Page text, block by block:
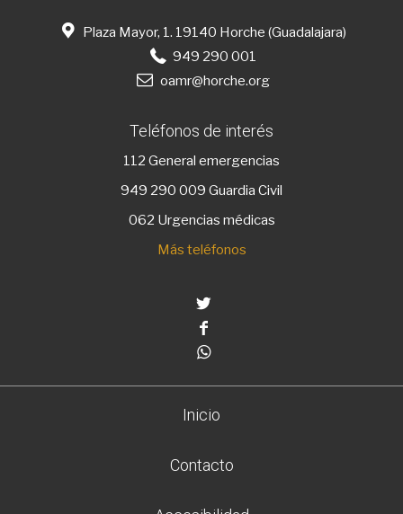
Plaza Mayor, 1. 19140 Horche (Guadalajara)
949 290 001
oamr@horche.org
Teléfonos de interés
112 General emergencias
949 290 009 Guardia Civil
062 Urgencias médicas
Más teléfonos
Inicio
Contacto